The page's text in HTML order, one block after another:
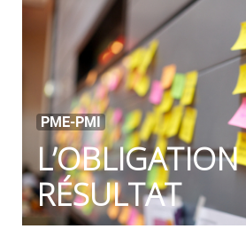
PME-PMI
RÉSULTAT